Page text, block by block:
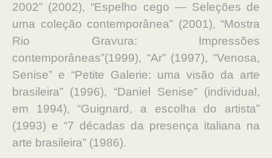
2002” (2002), “Espelho cego — Seleções de
uma coleção contemporânea” (2001), “Mostra
Rio Gravura: Impressões
contemporâneas”(1999), “Ar” (1997), “Venosa,
Senise” e “Petite Galerie: uma visão da arte
brasileira” (1996), “Daniel Senise” (individual,
em 1994), “Guignard, a escolha do artista”
(1993) e “7 décadas da presença italiana na
arte brasileira” (1986).